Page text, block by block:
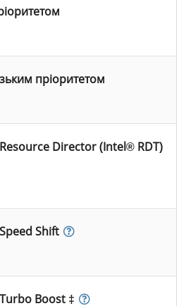
пріоритетом
Director (Intel® RDT)
Shift
Boost ‡